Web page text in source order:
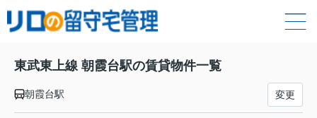
東武東上線 朝霞台駅の賃貸物件一覧
朝霞台駅 変更